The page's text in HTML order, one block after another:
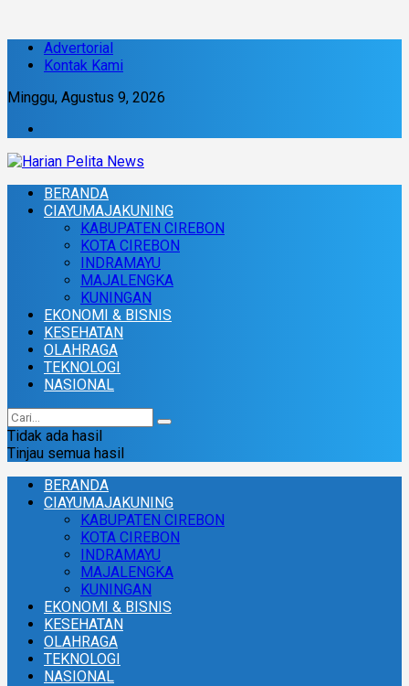
Advertorial
Kontak Kami
Minggu, Agustus 9, 2026
BERANDA
CIAYUMAJAKUNING
KABUPATEN CIREBON
KOTA CIREBON
INDRAMAYU
MAJALENGKA
KUNINGAN
EKONOMI & BISNIS
KESEHATAN
OLAHRAGA
TEKNOLOGI
NASIONAL
Tidak ada hasil
Tinjau semua hasil
BERANDA
CIAYUMAJAKUNING
KABUPATEN CIREBON
KOTA CIREBON
INDRAMAYU
MAJALENGKA
KUNINGAN
EKONOMI & BISNIS
KESEHATAN
OLAHRAGA
TEKNOLOGI
NASIONAL